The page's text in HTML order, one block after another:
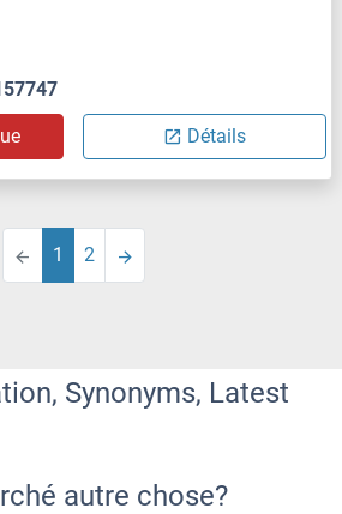
Détails
1 2
Synonyms, Latest
autre chose?